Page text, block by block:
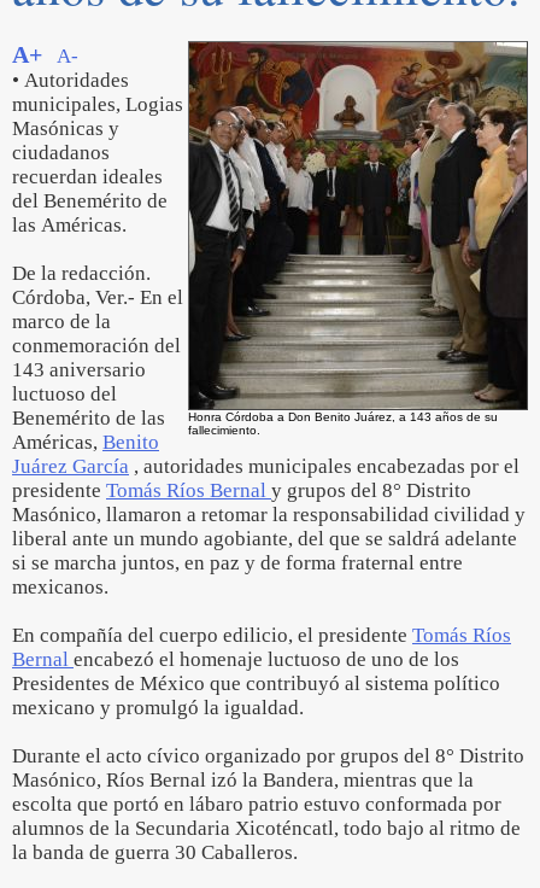
Honra Córdoba a Don Benito Juárez, a 143 años de su
fallecimiento.
A+
A-
• Autoridades
municipales, Logias
Masónicas y
ciudadanos
recuerdan ideales
del Benemérito de
las Américas.
De la redacción.
Córdoba, Ver.- En el
marco de la
conmemoración del
143 aniversario
luctuoso del
Benemérito de las
Américas, Benito
Juárez García , autoridades municipales encabezadas por el
presidente Tomás Ríos Bernal y grupos del 8° Distrito
Masónico, llamaron a retomar la responsabilidad civilidad y
liberal ante un mundo agobiante, del que se saldrá adelante
si se marcha juntos, en paz y de forma fraternal entre
mexicanos.
En compañía del cuerpo edilicio, el presidente Tomás Ríos
Bernal encabezó el homenaje luctuoso de uno de los
Presidentes de México que contribuyó al sistema político
mexicano y promulgó la igualdad.
Durante el acto cívico organizado por grupos del 8° Distrito
Masónico, Ríos Bernal izó la Bandera, mientras que la
escolta que portó en lábaro patrio estuvo conformada por
alumnos de la Secundaria Xicoténcatl, todo bajo al ritmo de
la banda de guerra 30 Caballeros.